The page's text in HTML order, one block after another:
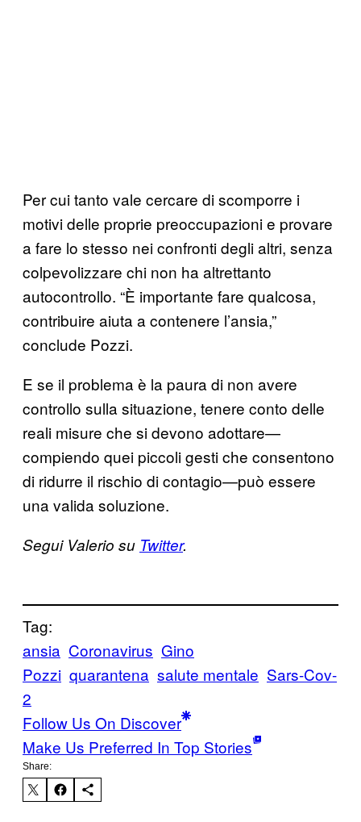
Per cui tanto vale cercare di scomporre i
motivi delle proprie preoccupazioni e provare
a fare lo stesso nei confronti degli altri, senza
colpevolizzare chi non ha altrettanto
autocontrollo. “È importante fare qualcosa,
contribuire aiuta a contenere l’ansia,”
conclude Pozzi.
E se il problema è la paura di non avere
controllo sulla situazione, tenere conto delle
reali misure che si devono adottare—
compiendo quei piccoli gesti che consentono
di ridurre il rischio di contagio—può essere
una valida soluzione.
Segui Valerio su Twitter.
Tag:
ansia Coronavirus Gino
Pozzi quarantena salute mentale Sars-Cov-
2
Follow Us On Discover
Make Us Preferred In Top Stories
Share: